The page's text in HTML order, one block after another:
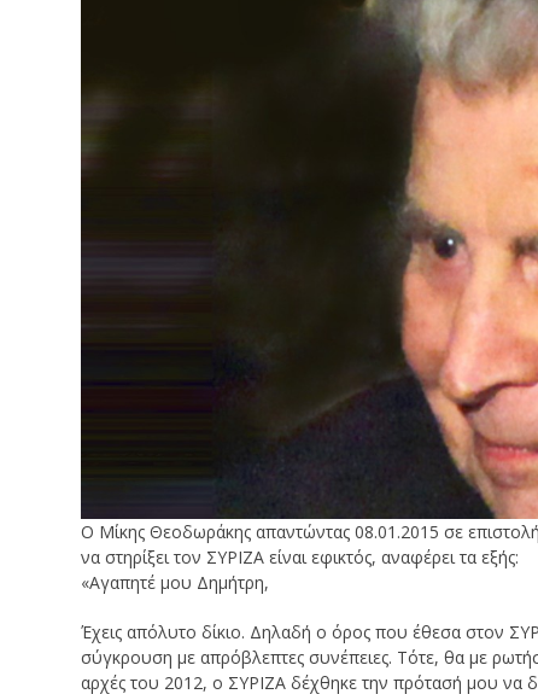
Ο Μίκης Θεοδωράκης απαντώντας 08.01.2015 σε
να στηρίξει τον ΣΥΡΙΖΑ είναι εφικτός, αναφέρει τα εξής:
«Αγαπητέ μου Δημήτρη,
Έχεις απόλυτο δίκιο. Δηλαδή ο όρος που έθεσα στον
σύγκρουση με απρόβλεπτες συνέπειες. Τότε, θα με
αρχές του 2012, ο ΣΥΡΙΖΑ δέχθηκε την πρότασή μου να